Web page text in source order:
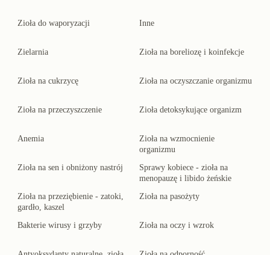
Zioła do waporyzacji Inne
Zielarnia Zioła na boreliozę i koinfekcje
Zioła na cukrzycę Zioła na oczyszczanie organizmu
Zioła na przeczyszczenie Zioła detoksykujące organizm
Anemia
Zioła na wzmocnienie
organizmu
Zioła na sen i obniżony nastrój
Sprawy kobiece - zioła na
menopauzę i libido żeńskie
Zioła na przeziębienie - zatoki,
gardło, kaszel
Zioła na pasożyty
Bakterie wirusy i grzyby Zioła na oczy i wzrok